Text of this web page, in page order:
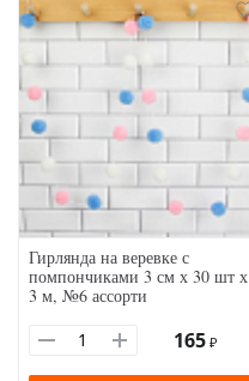
Гирлянда на веревке с
помпончиками 3 см х 30 шт х
3 м, №6 ассорти
165 ₽